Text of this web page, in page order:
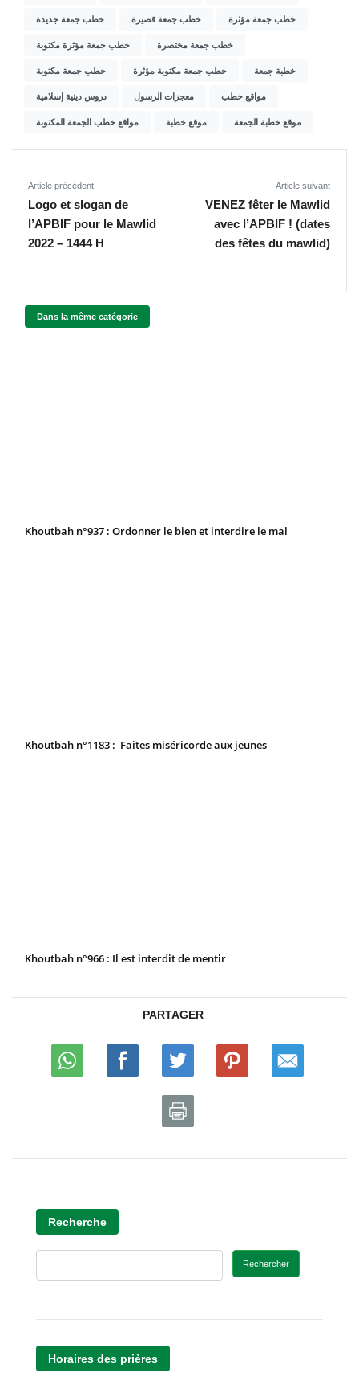
خطب جمعة جديدة خطب جمعة قصيرة خطب جمعة مؤثرة
خطب جمعة مؤثرة مكتوبة خطب جمعة مختصرة
خطب جمعة مكتوبة خطب جمعة مكتوبة مؤثرة خطبة جمعة
دروس دينية إسلامية معجزات الرسول مواقع خطب
مواقع خطب الجمعة المكتوبة موقع خطبة موقع خطبة الجمعة
Article précédent
Logo et slogan de
l’APBIF pour le Mawlid
2022 – 1444 H
Article suivant
VENEZ fêter le Mawlid
avec l’APBIF ! (dates
des fêtes du mawlid)
Dans la même catégorie
Khoutbah n°937 : Ordonner le bien et interdire le mal
Khoutbah n°1183 : Faites miséricorde aux jeunes
Khoutbah n°966 : Il est interdit de mentir
PARTAGER
Recherche
Rechercher
Horaires des prières